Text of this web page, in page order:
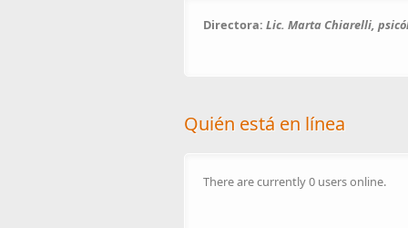
Directora: Lic. Marta Chiarelli,
Quién está en línea
There are currently 0 users online.